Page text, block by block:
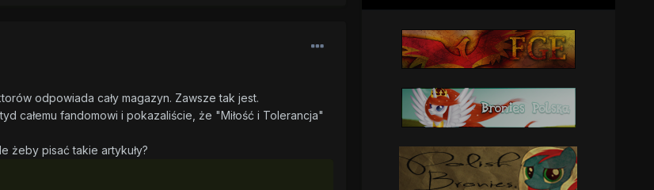
odpowiada cały magazyn. Zawsze tak jest.
całemu fandomowi i pokazaliście, że "Miłość i Tolerancja"
żeby pisać takie artykuły?